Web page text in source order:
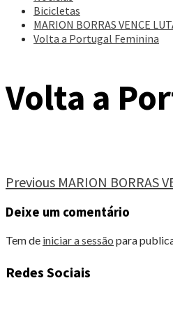
Bicicletas
MARION BORRAS VENCE
Volta a Portugal Feminina
Volta a
Continue
Reading
Previous MARION BORRAS
Deixe um comentário
Tem de iniciar a sessão para
Redes Sociais